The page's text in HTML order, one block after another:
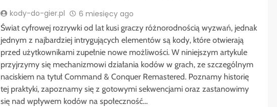
kody-do-gier.pl 6 miesięcy ago
Świat cyfrowej rozrywki od lat kusi graczy różnorodnością wyzwań, jednak
jednym z najbardziej intrygujących elementów są kody, które otwierają
przed użytkownikami zupełnie nowe możliwości. W niniejszym artykule
przyjrzymy się mechanizmowi działania kodów w grach, ze szczególnym
naciskiem na tytuł Command & Conquer Remastered. Poznamy historię
tej praktyki, zapoznamy się z gotowymi sekwencjami oraz zastanowimy
się nad wpływem kodów na społeczność…